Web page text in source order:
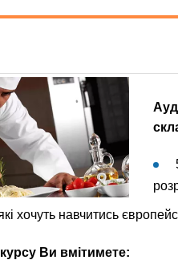
хочуть навчитись
курсу Ви вмітимете: